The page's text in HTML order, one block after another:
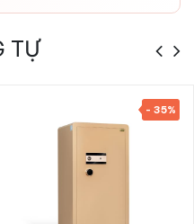
Nhập Khẩu 88 giao + lắp đặt
sắt nhập khẩu
thức mở khóa
TỰ
- 35%